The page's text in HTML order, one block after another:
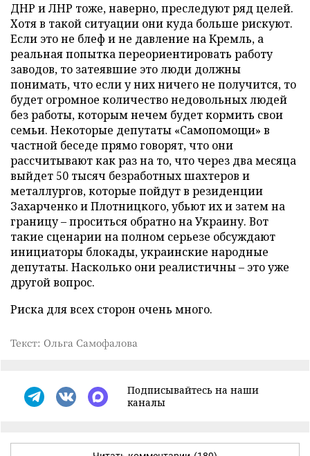
ДНР и ЛНР тоже, наверно, преследуют ряд целей.
Хотя в такой ситуации они куда больше рискуют.
Если это не блеф и не давление на Кремль, а
реальная попытка переориентировать работу
заводов, то затеявшие это люди должны
понимать, что если у них ничего не получится, то
будет огромное количество недовольных людей
без работы, которым нечем будет кормить свои
семьи. Некоторые депутаты «Самопомощи» в
частной беседе прямо говорят, что они
рассчитывают как раз на то, что через два месяца
выйдет 50 тысяч безработных шахтеров и
металлургов, которые пойдут в резиденции
Захарченко и Плотницкого, убьют их и затем на
границу – проситься обратно на Украину. Вот
такие сценарии на полном серьезе обсуждают
инициаторы блокады, украинские народные
депутаты. Насколько они реалистичны – это уже
другой вопрос.
Риска для всех сторон очень много.
Текст: Ольга Самофалова
Подписывайтесь на наши
каналы